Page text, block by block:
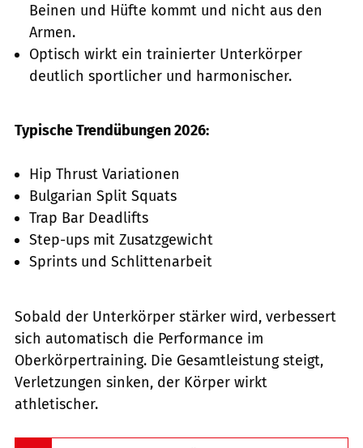
Beinen und Hüfte kommt und nicht aus den
Armen.
Optisch wirkt ein trainierter Unterkörper
deutlich sportlicher und harmonischer.
Typische Trendübungen 2026:
Hip Thrust Variationen
Bulgarian Split Squats
Trap Bar Deadlifts
Step-ups mit Zusatzgewicht
Sprints und Schlittenarbeit
Sobald der Unterkörper stärker wird, verbessert
sich automatisch die Performance im
Oberkörpertraining. Die Gesamtleistung steigt,
Verletzungen sinken, der Körper wirkt
athletischer.